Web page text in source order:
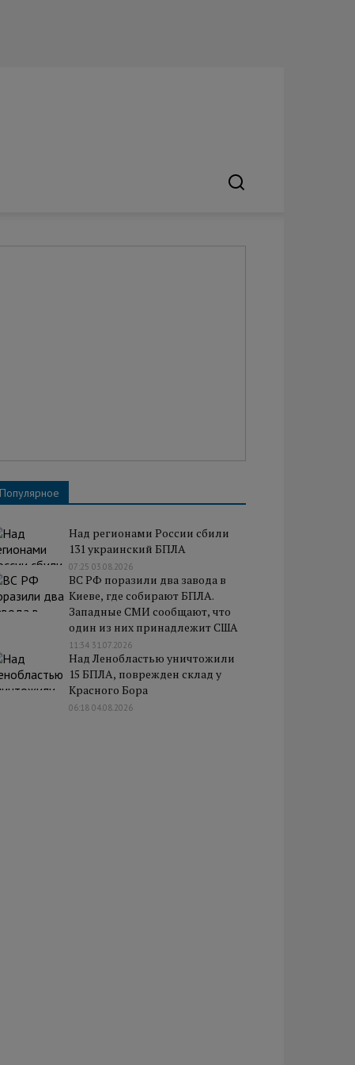
Популярное
Над регионами России сбили
131 украинский БПЛА
07:25 03.08.2026
ВС РФ поразили два завода в
Киеве, где собирают БПЛА.
Западные СМИ сообщают, что
один из них принадлежит США
11:34 31.07.2026
Над Ленобластью уничтожили
15 БПЛА, поврежден склад у
Красного Бора
06:18 04.08.2026